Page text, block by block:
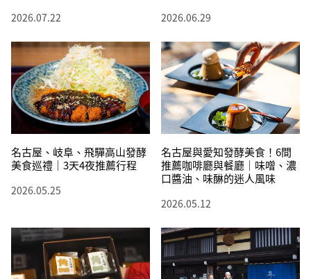
2026.07.22 2026.06.29
名古屋、岐阜、飛驒高山發酵
美食巡禮｜3天4夜推薦行程
2026.05.25
名古屋與愛知發酵美食！6間
推薦咖啡廳與餐廳｜味噌、濃
口醬油、味醂的迷人風味
2026.05.12